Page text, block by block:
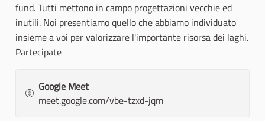
fund. Tutti mettono in campo progettazioni vecchie ed
inutili. Noi presentiamo quello che abbiamo individuato
insieme a voi per valorizzare l'importante risorsa dei laghi.
Partecipate
Google Meet
meet.google.com/vbe-tzxd-jqm